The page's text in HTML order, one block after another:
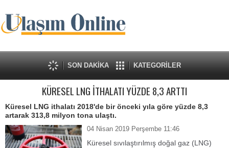
SON DAKİKA KATEGORİLER
KÜRESEL LNG İTHALATI YÜZDE 8,3 ARTTI
Küresel LNG ithalatı 2018'de bir önceki yıla göre yüzde 8,3
artarak 313,8 milyon tona ulaştı.
04 Nisan 2019 Perşembe 11:46
Küresel sıvılaştırılmış doğal gaz (LNG)